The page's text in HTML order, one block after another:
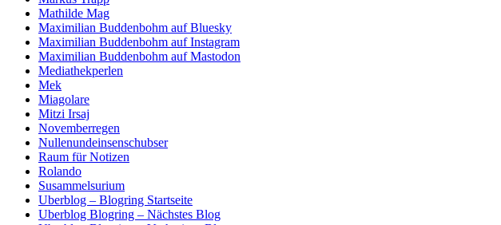
Mathilde Mag
Maximilian Buddenbohm auf Bluesky
Maximilian Buddenbohm auf Instagram
Maximilian Buddenbohm auf Mastodon
Mediathekperlen
Mek
Miagolare
Mitzi Irsaj
Novemberregen
Nullenundeinsenschubser
Raum für Notizen
Rolando
Susammelsurium
Uberblog – Blogring Startseite
Uberblog Blogring – Nächstes Blog